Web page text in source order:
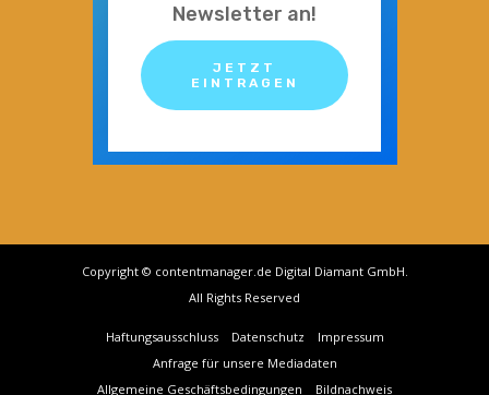
Newsletter an!
JETZT
EINTRAGEN
Copyright © contentmanager.de Digital Diamant GmbH.
All Rights Reserved
Haftungsausschluss Datenschutz
Impressum
Anfrage für unsere Mediadaten
Allgemeine Geschäftsbedingungen
Bildnachweis